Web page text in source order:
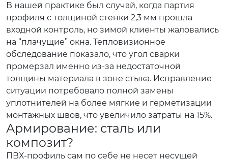
В нашей практике был случай, когда партия
профиля с толщиной стенки 2,3 мм прошла
входной контроль, но зимой клиенты жаловались
на “плачущие” окна. Тепловизионное
обследование показало, что угол сварки
промерзал именно из-за недостаточной
толщины материала в зоне стыка. Исправление
ситуации потребовало полной замены
уплотнителей на более мягкие и герметизации
монтажных швов, что увеличило затраты на 15%.
Армирование: сталь или
композит?
ПВХ-профиль сам по себе не несет несущей